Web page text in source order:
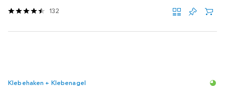
132
Klebehaken + Klebenagel